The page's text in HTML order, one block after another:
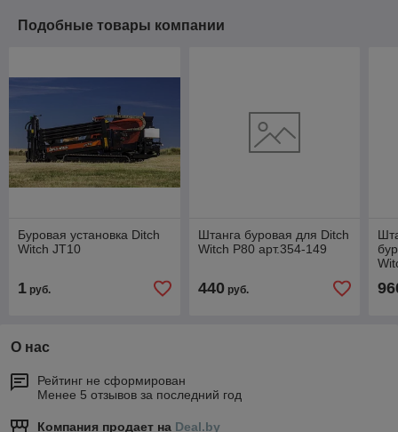
Подобные товары компании
Буровая установка Ditch
Witch JT10
1 руб.
Штанга буровая для Ditch
Witch P80 арт.354-149
440руб.
О нас
Рейтинг не сформирован
Менее 5 отзывов за последний год
Компания продает на Deal.by